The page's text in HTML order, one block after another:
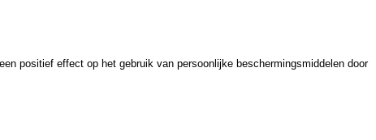
positief effect op het gebruik van persoonlijke beschermingsmiddelen door